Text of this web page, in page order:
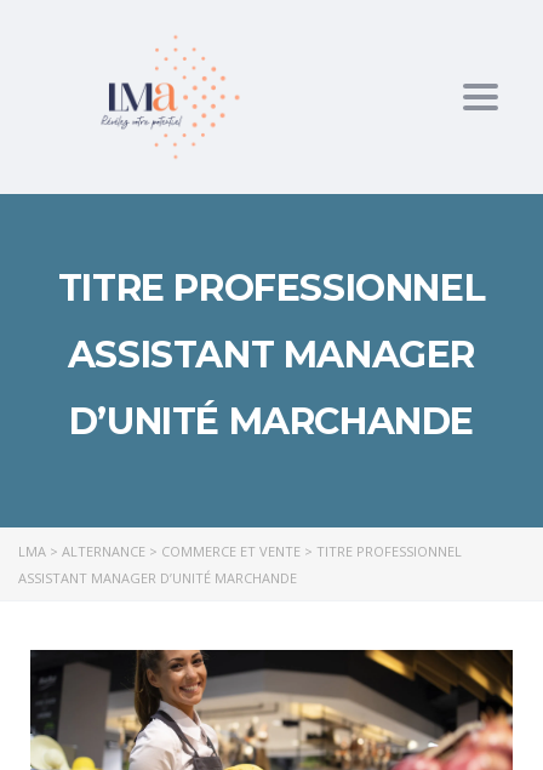
TITRE PROFESSIONNEL
ASSISTANT MANAGER
D’UNITÉ MARCHANDE
LMA > ALTERNANCE > COMMERCE ET VENTE > TITRE PROFESSIONNEL
ASSISTANT MANAGER D’UNITÉ MARCHANDE